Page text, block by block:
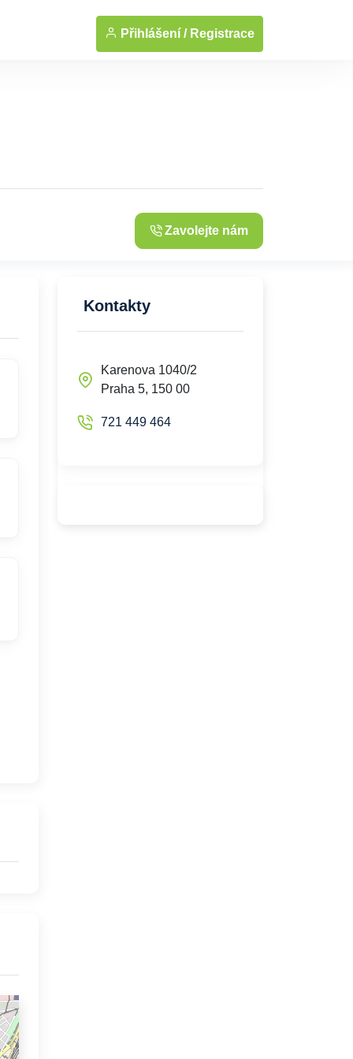
Přihlášení / Registrace
... Zobrazit fotografie
Zavolejte nám
Kontakty
Karenova 1040/2
Praha 5, 150 00
721 449 464